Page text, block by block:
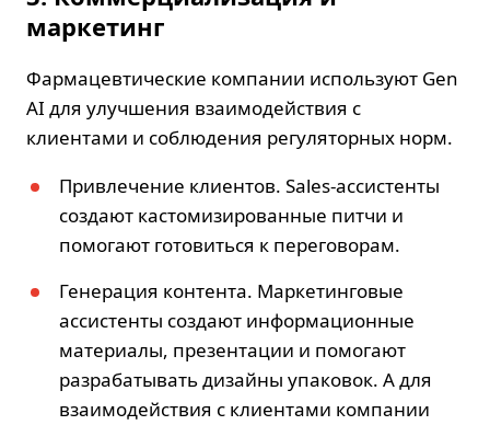
маркетинг
Фармацевтические компании используют Gen
AI для улучшения взаимодействия с
клиентами и соблюдения регуляторных норм.
Привлечение клиентов. Sales-ассистенты
создают кастомизированные питчи и
помогают готовиться к переговорам.
Генерация контента. Маркетинговые
ассистенты создают информационные
материалы, презентации и помогают
разрабатывать дизайны упаковок. А для
взаимодействия с клиентами компании